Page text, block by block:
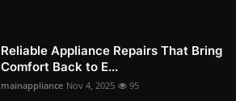
Reliable Appliance Repairs That Bring
Comfort Back to E...
mainappliance Nov 4, 2025 95